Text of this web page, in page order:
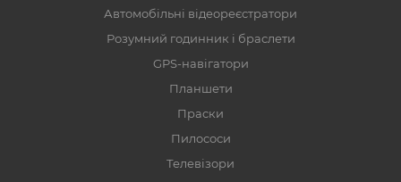
Автомобільні відеореєстратори
Розумний годинник і браслети
GPS-навігатори
Планшети
Праски
Пилососи
Телевізори